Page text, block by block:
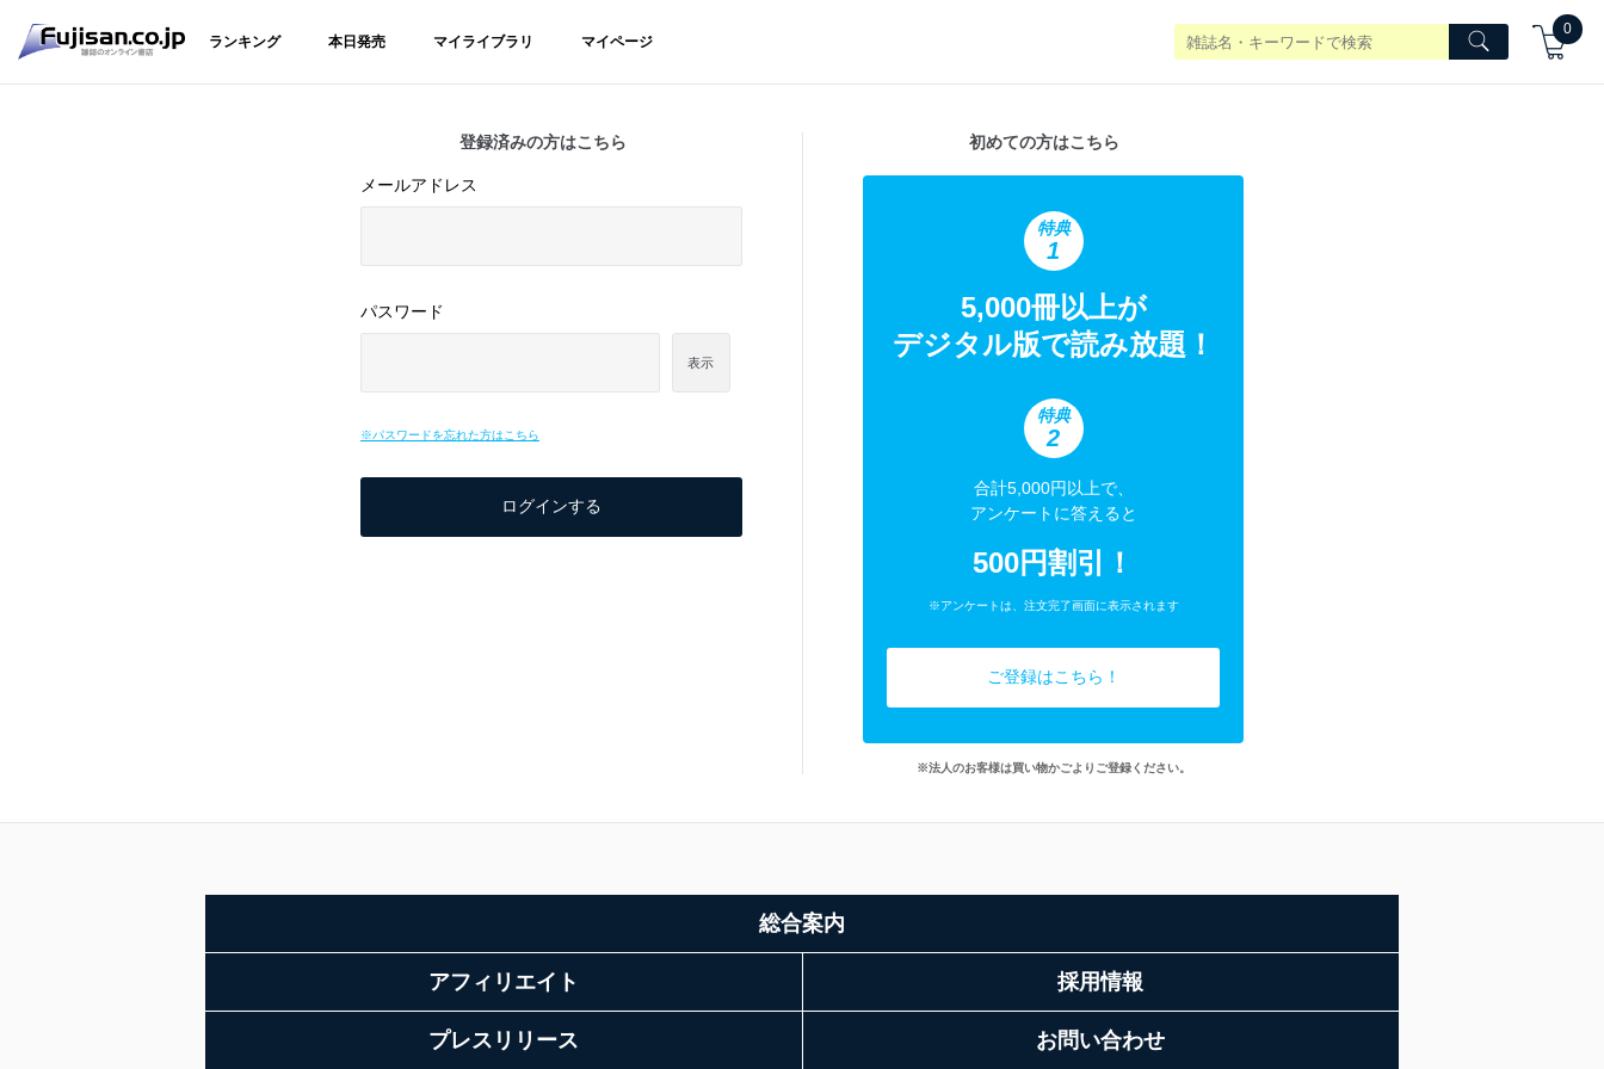
ランキング 本日発売 マイライブラリ マイページ
0
登録済みの方はこちら
メールアドレス
パスワード
表示
※パスワードを忘れた方はこちら
初めての方はこちら
特典
1
5,000冊以上が
デジタル版で読み放題！
特典
2
合計5,000円以上で、
アンケートに答えると
500円割引！
※アンケートは、注文完了画面に表示されます
ご登録はこちら！
※法人のお客様は買い物かごよりご登録ください。
総合案内
アフィリエイト 採用情報
プレスリリース お問い合わせ